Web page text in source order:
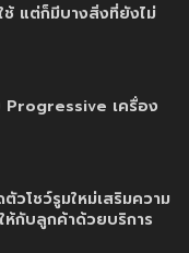
แต่ก็มีบางสิ่งที่ยังไม่
เครื่อง
วโชว์รูมใหม่เสริมความ
ห้กับลูกค้าด้วยบริการ